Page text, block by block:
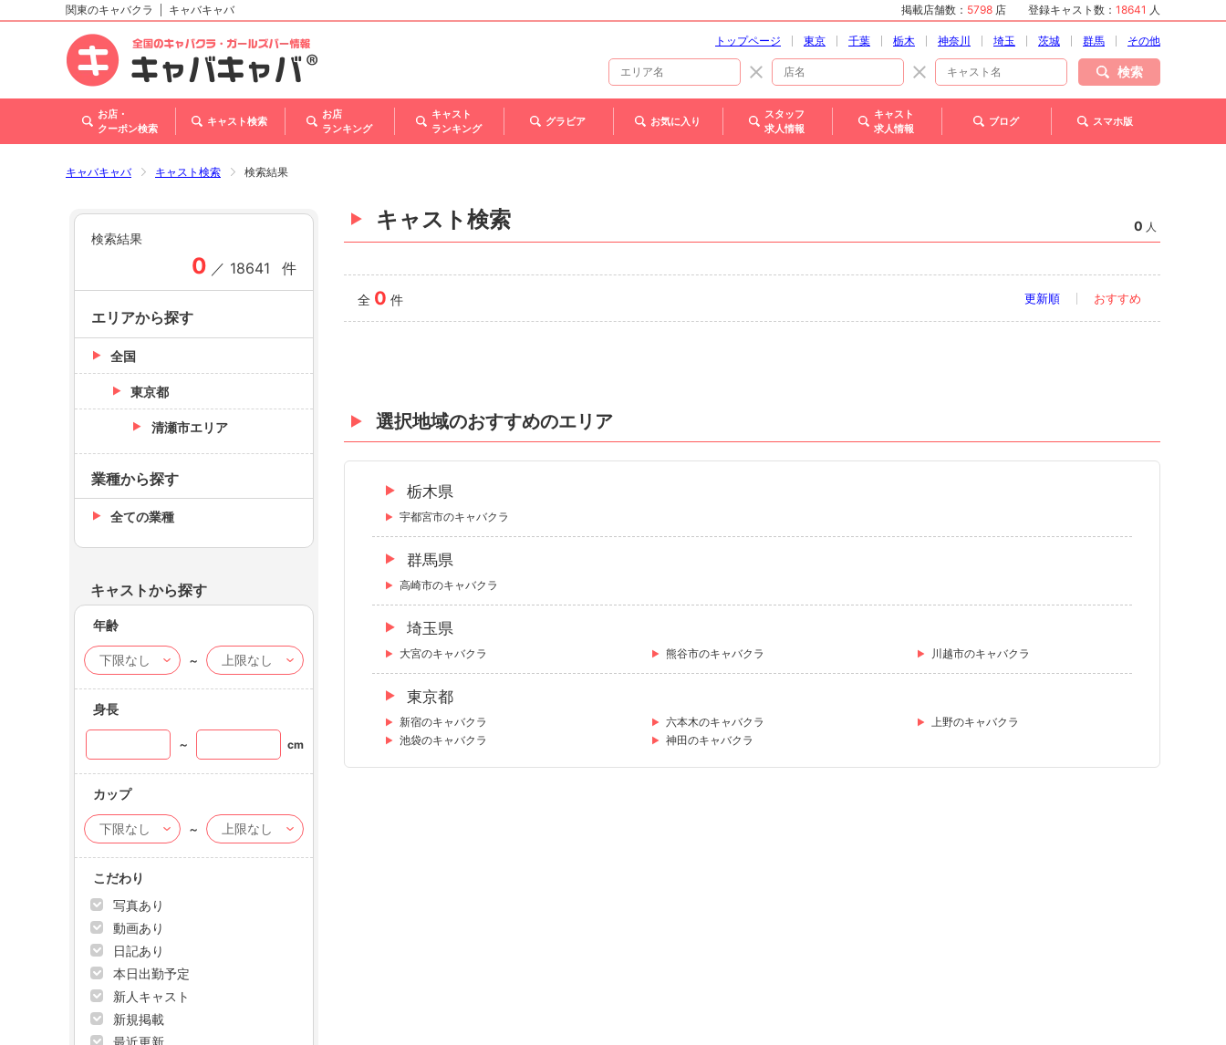
北海道
東北
甲信越・北陸
関西
関東のキャバクラ キャバキャバ 掲載店舗数： 5798 店 登録キャスト数： 18641 人
トップページ 東京 千葉 栃木 神奈川 埼玉 茨城 群馬 その他
検索
お店・
クーポン検索
キャスト検索
お店
ランキング
キャスト
ランキング
グラビア お気に入り
スタッフ
求人情報
キャスト
求人情報
ブログ スマホ版
キャバキャバ キャスト検索 検索結果
キャスト検索 0 人
全 0 件 更新順 おすすめ
選択地域のおすすめのエリア
栃木県
宇都宮市のキャバクラ
群馬県
高崎市のキャバクラ
埼玉県
大宮のキャバクラ 熊谷市のキャバクラ 川越市のキャバクラ
東京都
新宿のキャバクラ 六本木のキャバクラ
上野のキャバクラ
池袋のキャバクラ
神田のキャバクラ
検索結果
0 ／ 18641 件
エリアから探す
全国
東京都
清瀬市エリア
業種から探す
全ての業種
キャストから探す
年齢
～
身長
～ cm
カップ
～
こだわり
写真あり
動画あり
日記あり
本日出勤予定
新人キャスト
新規掲載
最近更新